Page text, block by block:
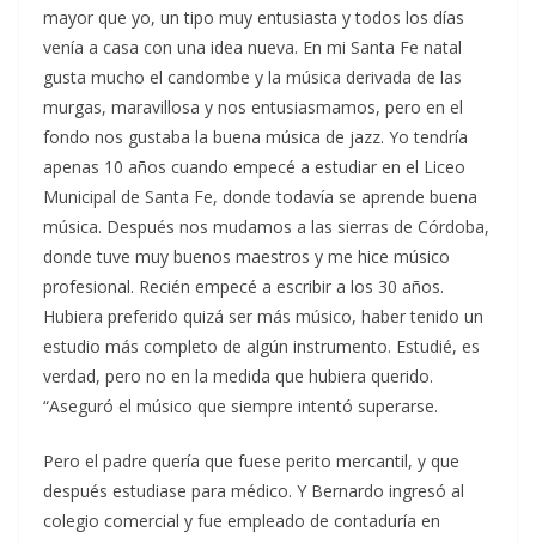
mayor que yo, un tipo muy entusiasta y todos los días
venía a casa con una idea nueva. En mi Santa Fe natal
gusta mucho el candombe y la música derivada de las
murgas, maravillosa y nos entusiasmamos, pero en el
fondo nos gustaba la buena música de jazz. Yo tendría
apenas 10 años cuando empecé a estudiar en el Liceo
Municipal de Santa Fe, donde todavía se aprende buena
música. Después nos mudamos a las sierras de Córdoba,
donde tuve muy buenos maestros y me hice músico
profesional. Recién empecé a escribir a los 30 años.
Hubiera preferido quizá ser más músico, haber tenido un
estudio más completo de algún instrumento. Estudié, es
verdad, pero no en la medida que hubiera querido.
“Aseguró el músico que siempre intentó superarse.
Pero el padre quería que fuese perito mercantil, y que
después estudiase para médico. Y Bernardo ingresó al
colegio comercial y fue empleado de contaduría en